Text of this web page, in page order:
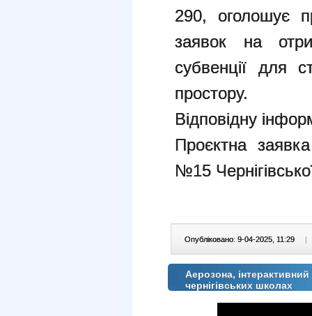
290, оголошує
заявок на
субвенції для
простору.
Відповідну
Проєктна
№15
Опубліковано: 9-04-2025, 11:29 |
Аерозона,
чернігівських школах